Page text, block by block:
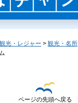
観光・レジャー > 観光・名所
ページの先頭へ戻る